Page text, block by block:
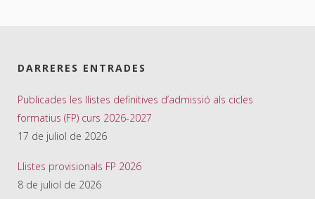
DARRERES ENTRADES
Publicades les llistes definitives d’admissió als cicles
formatius (FP) curs 2026-2027
17 de juliol de 2026
Llistes provisionals FP 2026
8 de juliol de 2026